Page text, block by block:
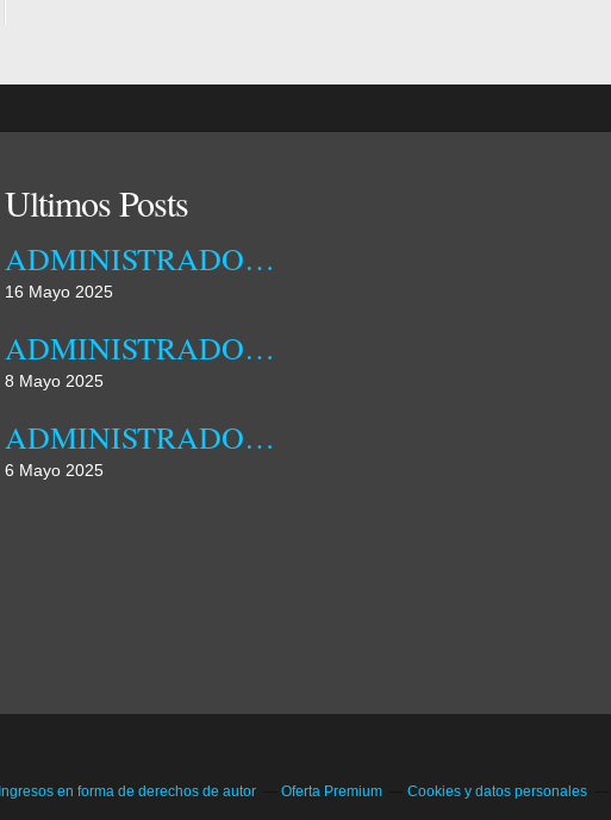
Ultimos Posts
ADMINISTRADORA MUNICIPAL DA DAMBA RECEBEU ONTEM TÉCNICOS DA EMPRESA OSSIYETO
16 Mayo 2025
ADMINISTRADORA MUNICIPAL DA DAMBA REALIZOU HOJE JORNADA DE CAMPO
8 Mayo 2025
ADMINISTRADORA MUNICIPAL DA DAMBA DESTACA FAMÍLIA COMO NÚCLEO FUNDAMENTAL DA SOCIEDADE
6 Mayo 2025
Ingresos en forma de derechos de autor Oferta Premium
Cookies y datos personales